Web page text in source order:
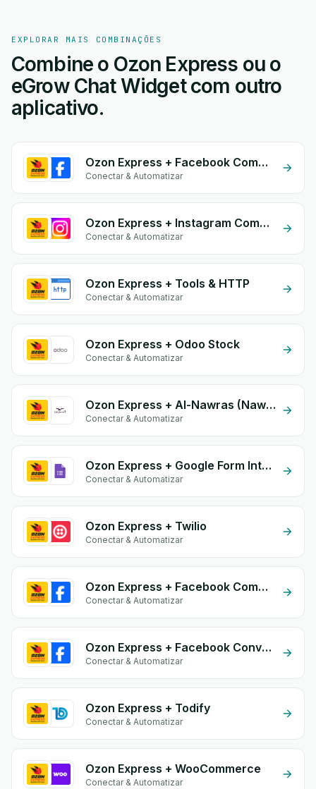
EXPLORAR MAIS COMBINAÇÕES
Combine o Ozon Express ou o
eGrow Chat Widget com outro
aplicativo.
Ozon Express + Facebook Commerce
Conectar & Automatizar
Ozon Express + Instagram Comment
Conectar & Automatizar
Ozon Express + Tools & HTTP
Conectar & Automatizar
Ozon Express + Odoo Stock
Conectar & Automatizar
Ozon Express + Al-Nawras (Nawris)
Conectar & Automatizar
Ozon Express + Google Form Integration
Conectar & Automatizar
Ozon Express + Twilio
Conectar & Automatizar
Ozon Express + Facebook Comments
Conectar & Automatizar
Ozon Express + Facebook Conversion API (CAPI)
Conectar & Automatizar
Ozon Express + Todify
Conectar & Automatizar
Ozon Express + WooCommerce
Conectar & Automatizar